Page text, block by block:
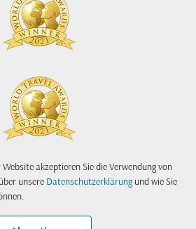
akzeptieren Sie die Verwendung von
unsere Datenschutzerklärung und wie Sie